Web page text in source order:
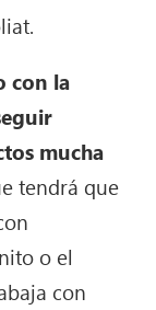
con la
mucha
tendrá que
o el
con